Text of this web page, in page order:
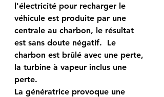
l'électricité pour recharger le
véhicule est produite par une
centrale au charbon, le résultat
est sans doute négatif.  Le
charbon est brûlé avec une perte,
la turbine à vapeur inclus une
perte.
La génératrice provoque une